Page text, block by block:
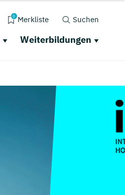
0 Merkliste Suchen
Weiterbildungen